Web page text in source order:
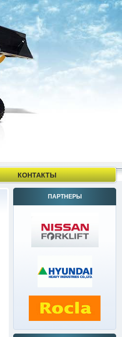
КОНТАКТЫ
ПАРТНЕРЫ